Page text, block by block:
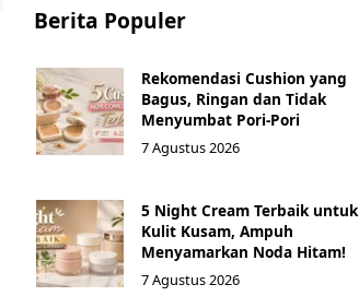
Berita Populer
Rekomendasi Cushion yang
Bagus, Ringan dan Tidak
Menyumbat Pori-Pori
7 Agustus 2026
5 Night Cream Terbaik untuk
Kulit Kusam, Ampuh
Menyamarkan Noda Hitam!
7 Agustus 2026